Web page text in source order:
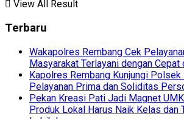
View All Result
Terbaru
Wakapolres Rembang Cek
Masyarakat Terlayani dengan Cepat
Kapolres Rembang Kunjungi Polsek
Pelayanan Prima dan Soliditas
Pekan Kreasi Pati Jadi Magnet
Produk Lokal Harus Naik Kelas dan